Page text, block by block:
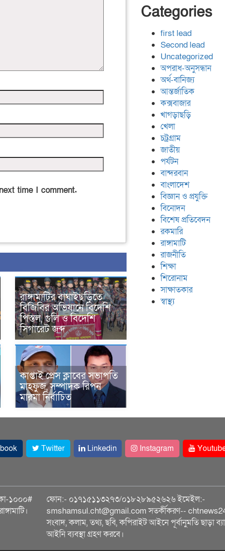
time I comment.
রাঙ্গামাটির বাঘাইছড়িতে
বিজিবির অভিযানে বিদেশি
পিস্তল, গুলি ও বিদেশি
সিগারেট জব্দ
কাপ্তাই প্রেস ক্লাবের সভাপতি
মাহফুজ, সম্পাদক রিপন
মারমা নির্বাচিত
Categories
first lead
Second lead
Uncategorized
অপরাধ-অনুসন্ধান
অর্থ-বানিজ্য
আন্তর্জাতিক
কক্সবাজার
খাগড়াছড়ি
খেলা
চট্রগ্রাম
জাতীয়
পর্যটন
বান্দরবান
বাংলাদেশ
বিজ্ঞান ও প্রযুক্তি
বিনোদন
বিশেষ প্রতিবেদন
রকমারি
রাঙ্গামাটি
রাজনীতি
শিক্ষা
শিরোনাম
সাক্ষাতকার
স্বাস্থ্য
Twitter Linkedin Instagram
১০০০#
ফোন:- ০১৭১৫১১৩২৭৩/০১৮২৮৯৫২৬২৬ ইমেইল:-
smshamsul.cht@gmail.com সতর্কীকরণ--
সংবাদ, কলাম, তথ্য, ছবি, কপিরাইট আইনে পূর্বানুমতি ছাড়া
আইনি ব্যবস্থা গ্রহণ করবে।